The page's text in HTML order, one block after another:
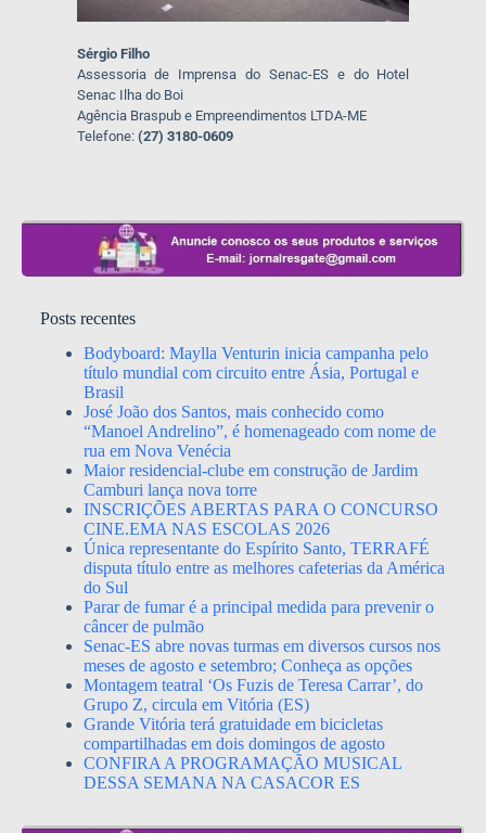
Sérgio Filho
Assessoria de Imprensa do Senac-ES e do Hotel
Senac Ilha do Boi
Agência Braspub e Empreendimentos LTDA-ME
Telefone: (27) 3180-0609
Posts recentes
Bodyboard: Maylla Venturin inicia campanha pelo
título mundial com circuito entre Ásia, Portugal e
Brasil
José João dos Santos, mais conhecido como
“Manoel Andrelino”, é homenageado com nome de
rua em Nova Venécia
Maior residencial-clube em construção de Jardim
Camburi lança nova torre
INSCRIÇÕES ABERTAS PARA O CONCURSO
CINE.EMA NAS ESCOLAS 2026
Única representante do Espírito Santo, TERRAFÉ
disputa título entre as melhores cafeterias da América
do Sul
Parar de fumar é a principal medida para prevenir o
câncer de pulmão
Senac-ES abre novas turmas em diversos cursos nos
meses de agosto e setembro; Conheça as opções
Montagem teatral ‘Os Fuzis de Teresa Carrar’, do
Grupo Z, circula em Vitória (ES)
Grande Vitória terá gratuidade em bicicletas
compartilhadas em dois domingos de agosto
CONFIRA A PROGRAMAÇÃO MUSICAL
DESSA SEMANA NA CASACOR ES